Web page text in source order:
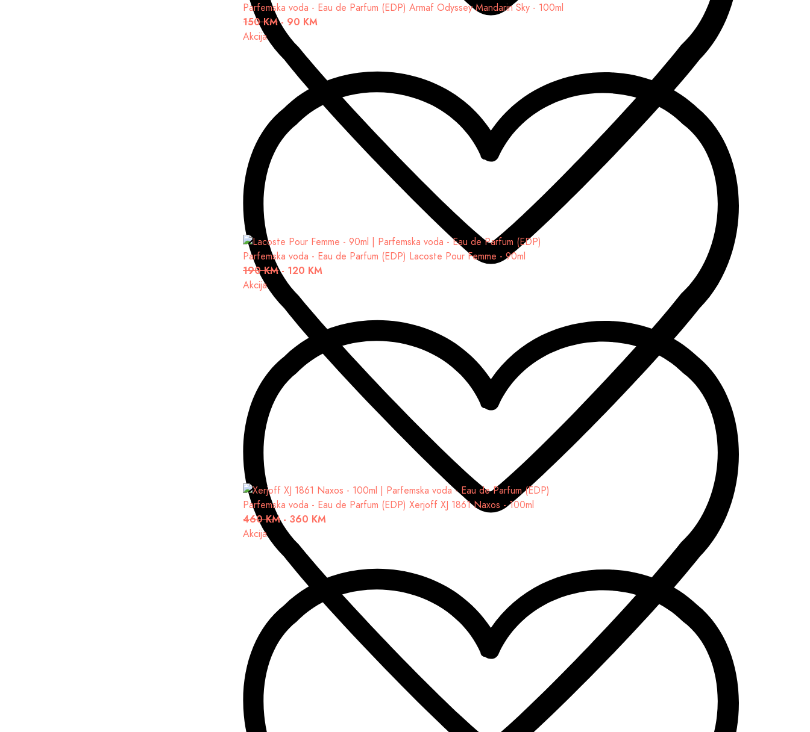
Parfemska voda - Eau de Parfum (EDP) Armaf Odyssey Mandarin Sky - 100ml
150 KM- 90 KM
Akcija
Parfemska voda - Eau de Parfum (EDP) Lacoste Pour Femme - 90ml
190 KM- 120 KM
Akcija
Parfemska voda - Eau de Parfum (EDP) Xerjoff XJ 1861 Naxos - 100ml
460 KM- 360 KM
Akcija